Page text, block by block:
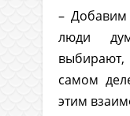
– Добавим
люди
выбирают,
самом
этим